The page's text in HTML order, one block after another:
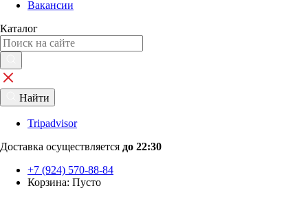
Вакансии
Каталог
Найти
Tripadvisor
Доставка осуществляется до 22:30
+7 (924) 570-88-84
Корзина: Пусто